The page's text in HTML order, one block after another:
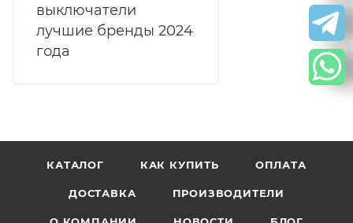
выключатели
лучшие бренды 2024
года
КАТАЛОГ КАК КУПИТЬ ОПЛАТА
ДОСТАВКА ПРОИЗВОДИТЕЛИ